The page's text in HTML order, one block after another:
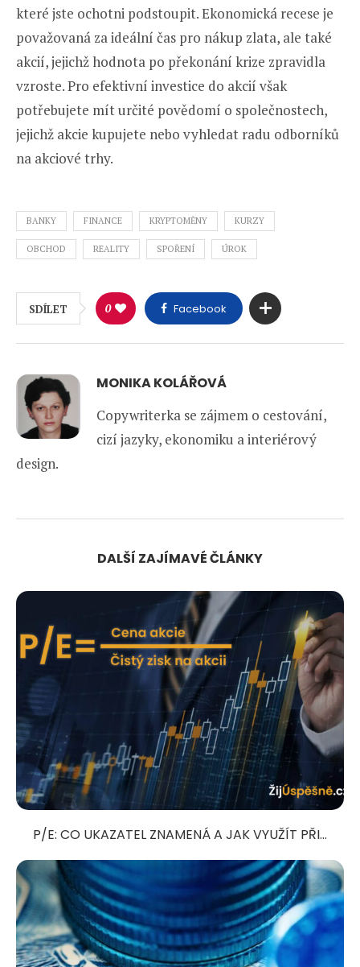
které jste ochotni podstoupit. Ekonomická recese je
považovaná za ideální čas pro nákup zlata, ale také
akcií, jejichž hodnota po překonání krize zpravidla
vzroste. Pro efektivní investice do akcií však
potřebujete mít určité povědomí o společnostech,
jejichž akcie kupujete nebo vyhledat radu odborníků
na akciové trhy.
BANKY FINANCE KRYPTOMĚNY KURZY
OBCHOD REALITY SPOŘENÍ ÚROK
SDÍLET 0 Facebook
MONIKA KOLÁŘOVÁ
Copywriterka se zájmem o cestování,
cizí jazyky, ekonomiku a interiérový
design.
DALŠÍ ZAJÍMAVÉ ČLÁNKY
P/E: CO UKAZATEL ZNAMENÁ A JAK VYUŽÍT PŘI...